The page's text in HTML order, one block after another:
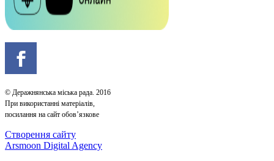
© Деражнянська міська рада. 2016
При використанні матеріалів,
посилання на сайт обов’язкове
Створення сайту
Arsmoon Digital Agency